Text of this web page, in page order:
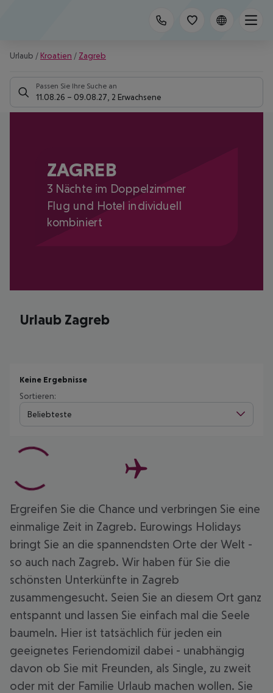
Urlaub / Kroatien / Zagreb
Passen Sie Ihre Suche an
11.08.26 – 09.08.27 2 Erwachsene
ZAGREB
3 Nächte im Doppelzimmer
Flug und Hotel individuell
kombiniert
Urlaub Zagreb
Keine Ergebnisse
Sortieren:
Beliebteste
Ergreifen Sie die Chance und verbringen Sie eine
einmalige Zeit in Zagreb. Eurowings Holidays
bringt Sie an die spannendsten Orte der Welt -
so auch nach Zagreb. Wir haben für Sie die
schönsten Unterkünfte in Zagreb
zusammengesucht. Seien Sie an diesem Ort ganz
entspannt und lassen Sie einfach mal die Seele
baumeln. Hier ist tatsächlich für jeden ein
geeignetes Feriendomizil dabei - unabhängig
davon ob Sie mit Freunden, als Single, zu zweit
oder mit der Familie Urlaub machen wollen. Sie